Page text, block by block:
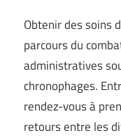
Obtenir des soins
parcours du
administratives
chronophages.
rendez-vous à
retours entre les